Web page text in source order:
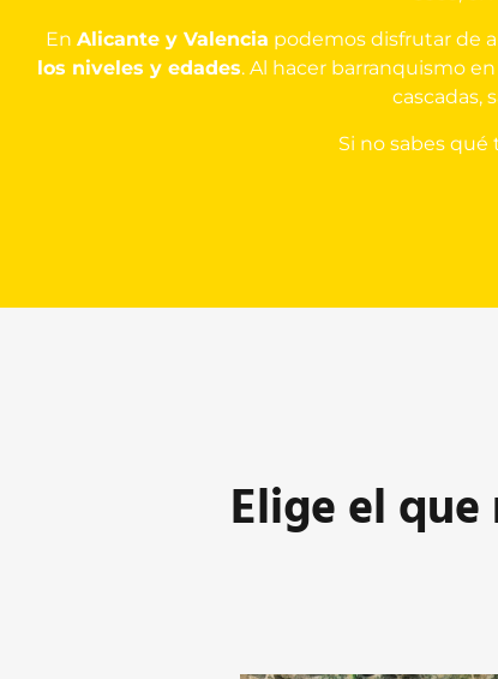
En Alicante y Valencia podemos disfrutar de
los niveles y edades. Al hacer barranquismo
cascadas,
Si no sabes
Elige el